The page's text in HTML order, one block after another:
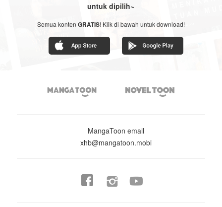
untuk dipilih~
Semua konten GRATIS! Klik di bawah untuk download!
 
MangaToon email
xhb@mangatoon.mobi
 